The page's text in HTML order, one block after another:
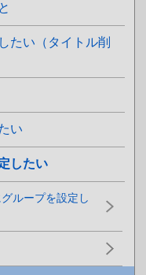
たい（タイトル削
い
したい
ループを設定し